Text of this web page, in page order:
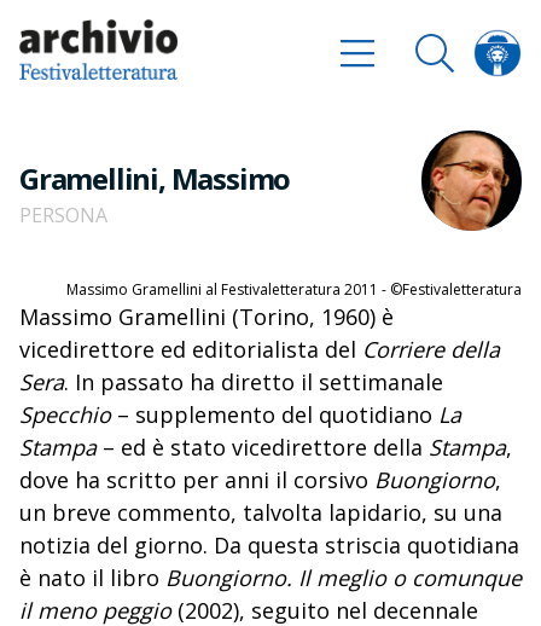
Gramellini, Massimo
PERSONA
Massimo Gramellini al Festivaletteratura 2011 - ©Festivaletteratura
Massimo Gramellini (Torino, 1960) è
vicedirettore ed editorialista del Corriere della
Sera. In passato ha diretto il settimanale
Specchio– supplemento del quotidiano La
Stampa – ed è stato vicedirettore della Stampa,
dove ha scritto per anni il corsivo Buongiorno,
un breve commento, talvolta lapidario, su una
notizia del giorno. Da questa striscia quotidiana
è nato il libro Buongiorno. Il meglio o comunque
il meno peggio(2002), seguito nel decennale